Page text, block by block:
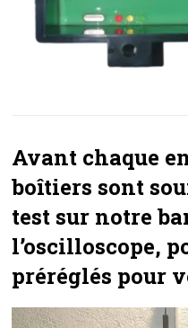
Avant chaque
boîtiers sont
test sur notre
l’oscilloscope,
préréglés pour